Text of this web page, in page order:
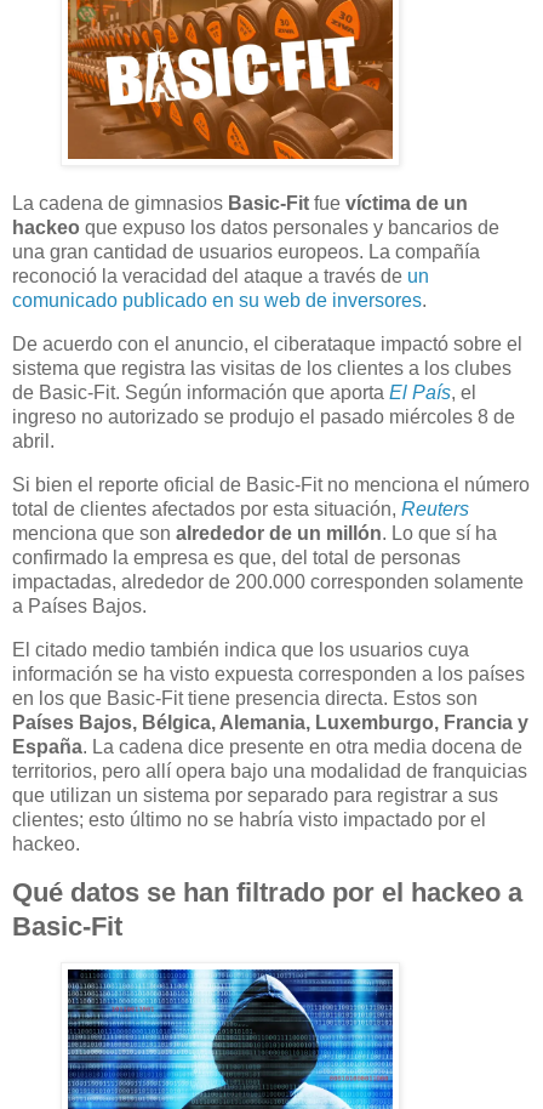
La cadena de gimnasios Basic-Fit fue víctima de un
hackeo que expuso los datos personales y bancarios de
una gran cantidad de usuarios europeos. La compañía
reconoció la veracidad del ataque a través de un
comunicado publicado en su web de inversores.
De acuerdo con el anuncio, el ciberataque impactó sobre el
sistema que registra las visitas de los clientes a los clubes
de Basic-Fit. Según información que aporta El País, el
ingreso no autorizado se produjo el pasado miércoles 8 de
abril.
Si bien el reporte oficial de Basic-Fit no menciona el número
total de clientes afectados por esta situación, Reuters
menciona que son alrededor de un millón. Lo que sí ha
confirmado la empresa es que, del total de personas
impactadas, alrededor de 200.000 corresponden solamente
a Países Bajos.
El citado medio también indica que los usuarios cuya
información se ha visto expuesta corresponden a los países
en los que Basic-Fit tiene presencia directa. Estos son
Países Bajos, Bélgica, Alemania, Luxemburgo, Francia y
España. La cadena dice presente en otra media docena de
territorios, pero allí opera bajo una modalidad de franquicias
que utilizan un sistema por separado para registrar a sus
clientes; esto último no se habría visto impactado por el
hackeo.
Qué datos se han filtrado por el hackeo a
Basic-Fit